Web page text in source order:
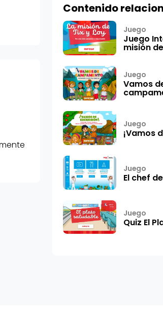
Contenido
Juego
Juego
misión
Juego
Vamos
Juego
¡Vamos
Juego
El chef
Juego
Quiz El